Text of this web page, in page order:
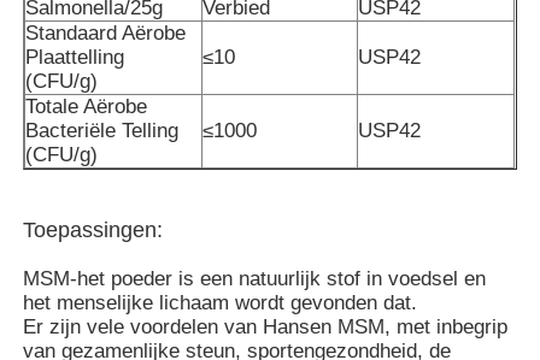
Kwaliteitscontrole
Vraag een offerte
MSM Methylsulfonylmethaan
Dimethyl Sulfon van MSM
Salmonella/25g
Verbied
USP42
Standaard Aërobe
Plaattelling
(CFU/g)
≤10 USP42
Totale Aërobe
Bacteriële Telling
(CFU/g)
≤1000 USP42
Toepassingen:
MSM-het poeder is een natuurlijk stof in voedsel en
het menselijke lichaam wordt gevonden dat.
Er zijn vele voordelen van Hansen MSM, met inbegrip
van gezamenlijke steun, sportengezondheid, de